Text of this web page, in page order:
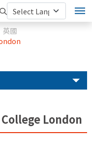
英國
London